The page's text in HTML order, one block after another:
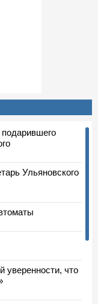
Ульяновского
уверенности, что